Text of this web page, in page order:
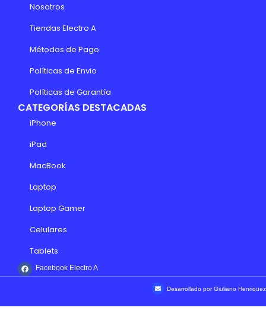
Nosotros
Tiendas Electro A
Métodos de Pago
Políticas de Envio
Políticas de Garantía
CATEGORÍAS DESTACADAS
iPhone
iPad
MacBook
Laptop
Laptop Gamer
Celulares
Tablets
Facebook Electro A
Desarrollado por Giuliano Henriquez